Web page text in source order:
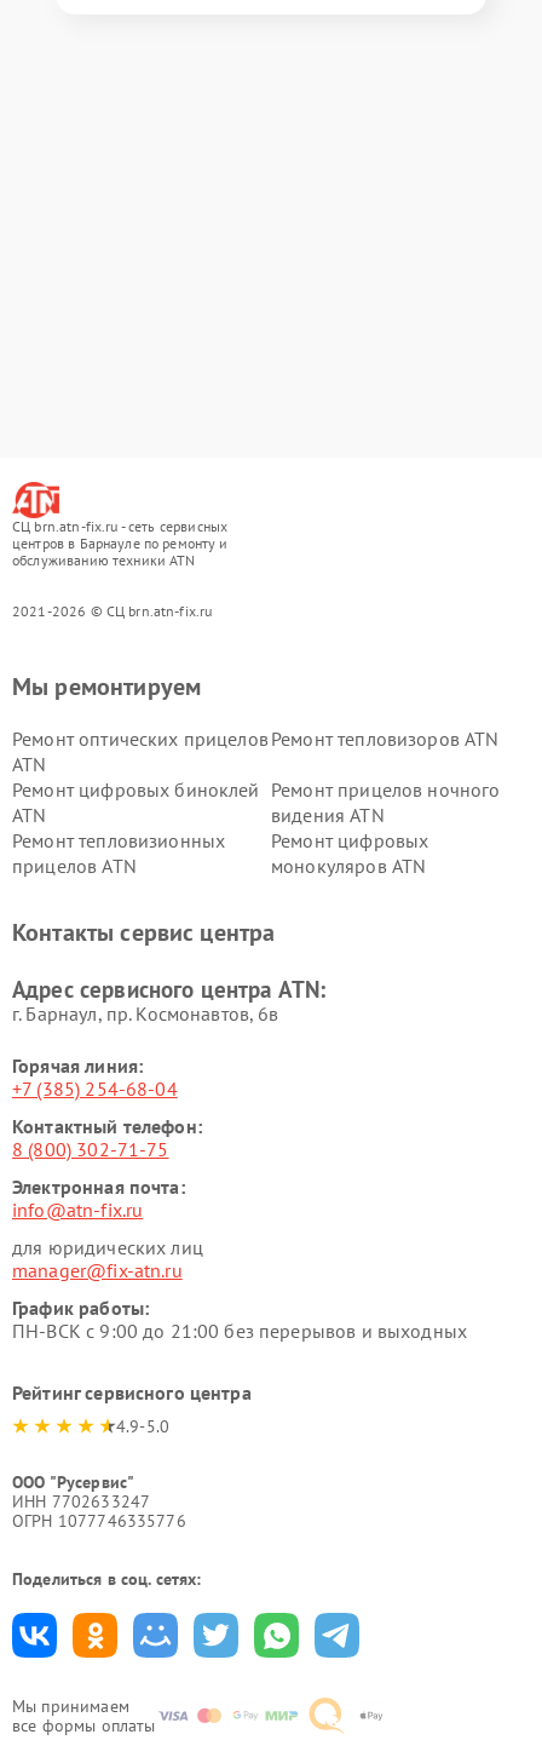
СЦ brn.atn-fix.ru - сеть сервисных
центров в Барнауле по ремонту и
обслуживанию техники ATN
2021-2026 © СЦ brn.atn-fix.ru
Мы принимаем
все формы оплаты
Мы ремонтируем
Ремонт оптических прицелов
ATN
Ремонт тепловизоров ATN
Ремонт цифровых биноклей
ATN
Ремонт прицелов ночного
видения ATN
Ремонт тепловизионных
прицелов ATN
Ремонт цифровых
монокуляров ATN
Контакты сервис центра
Адрес сервисного центра ATN:
г. Барнаул, ​пр. Космонавтов, 6в
Горячая линия:
+7 (385) 254-68-04
Контактный телефон:
8 (800) 302-71-75
Электронная почта:
info@atn-fix.ru
для юридических лиц
manager@fix-atn.ru
График работы:
ПН-ВСК с 9:00 до 21:00 без перерывов и выходных
Рейтинг сервисного центра
4.9-5.0
ООО "Русервис"
ИНН 7702633247
ОГРН 1077746335776
Поделиться в соц. сетях: